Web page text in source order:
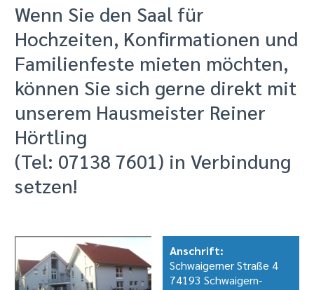
Wenn Sie den Saal für
Hochzeiten, Konfirmationen und
Familienfeste mieten möchten,
können Sie sich gerne direkt mit
unserem Hausmeister Reiner
Hörtling
(Tel: 07138 7601) in Verbindung
setzen!
Anschrift:
Schwaigerner Straße 4
74193 Schwaigern-